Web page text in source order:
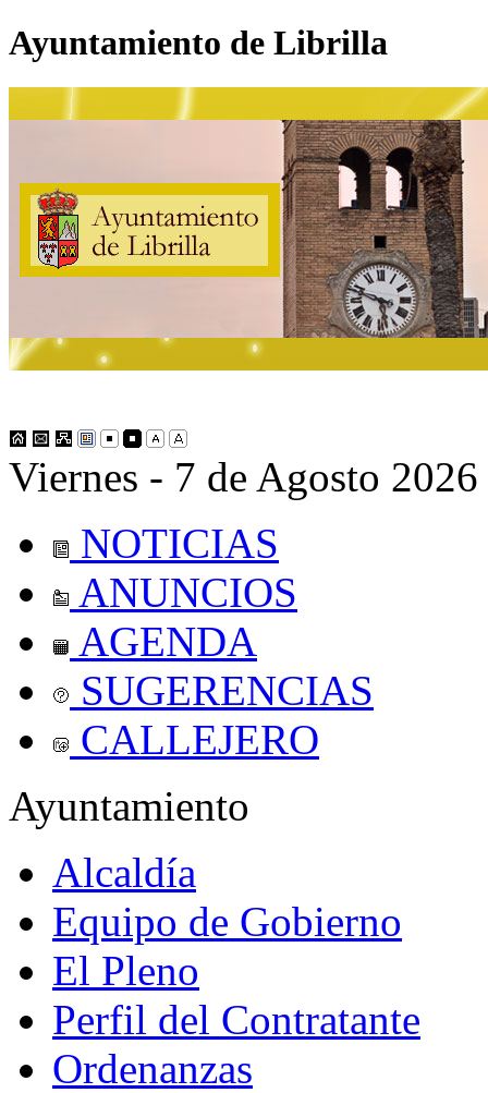
Ayuntamiento de Librilla
Viernes - 7 de Agosto 2026
NOTICIAS
ANUNCIOS
AGENDA
SUGERENCIAS
CALLEJERO
Ayuntamiento
Alcaldía
Equipo de Gobierno
El Pleno
Perfil del Contratante
Ordenanzas